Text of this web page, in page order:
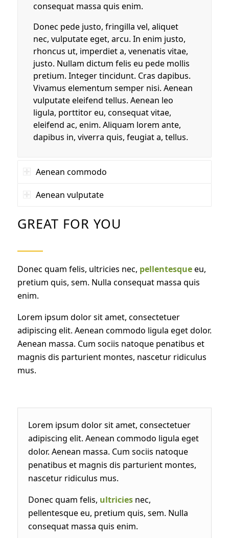
consequat massa quis enim.
Donec pede justo, fringilla vel, aliquet
nec, vulputate eget, arcu. In enim justo,
rhoncus ut, imperdiet a, venenatis vitae,
justo. Nullam dictum felis eu pede mollis
pretium. Integer tincidunt. Cras dapibus.
Vivamus elementum semper nisi. Aenean
vulputate eleifend tellus. Aenean leo
ligula, porttitor eu, consequat vitae,
eleifend ac, enim. Aliquam lorem ante,
dapibus in, viverra quis, feugiat a, tellus.
Aenean commodo
Aenean vulputate
GREAT FOR YOU
Donec quam felis, ultricies nec, pellentesqueeu,
pretium quis, sem. Nulla consequat massa quis
enim.
Lorem ipsum dolor sit amet, consectetuer
adipiscing elit. Aenean commodo ligula eget dolor.
Aenean massa. Cum sociis natoque penatibus et
magnis dis parturient montes, nascetur ridiculus
mus.
Lorem ipsum dolor sit amet, consectetuer
adipiscing elit. Aenean commodo ligula eget
dolor. Aenean massa. Cum sociis natoque
penatibus et magnis dis parturient montes,
nascetur ridiculus mus.
Donec quam felis, ultriciesnec,
pellentesque eu, pretium quis, sem. Nulla
consequat massa quis enim.